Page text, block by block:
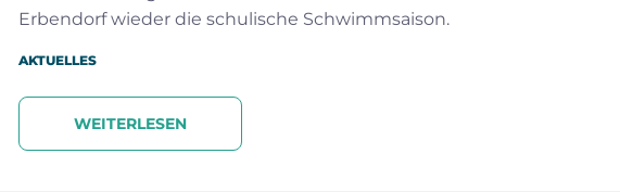
Erbendorf wieder die schulische Schwimmsaison.
AKTUELLES
WEITERLESEN